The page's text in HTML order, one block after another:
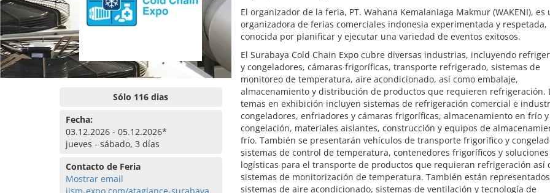
Sólo 116 dias
Fecha:
03.12.2026 - 05.12.2026*
jueves - sábado, 3 días
Contacto de Feria
Mostrar email
El organizador de la feria, PT. Wahana Kemalaniaga Makmur (WAKENI), es
organizadora de ferias comerciales indonesia experimentada y respetada,
conocida por planificar y ejecutar una variedad de eventos exitosos.
El Surabaya Cold Chain Expo cubre diversas industrias, incluyendo
y congeladores, cámaras frigoríficas, transporte refrigerado, sistemas de
monitoreo de temperatura, aire acondicionado, así como embalaje,
almacenamiento y distribución de productos que requieren refrigeración.
temas en exhibición incluyen sistemas de refrigeración comercial e
congeladores, enfriadores y cámaras frigoríficas, almacenamiento en frío y
congelación, materiales aislantes, construcción y equipos de
frío. También se presentarán vehículos de transporte frigorífico y
sistemas de control de temperatura, contenedores frigoríficos y soluciones
logísticas para el transporte de productos que requieran refrigeración así
sistemas de monitorización de temperatura. También están representados
sistemas de aire acondicionado, sistemas de ventilación y tecnología de